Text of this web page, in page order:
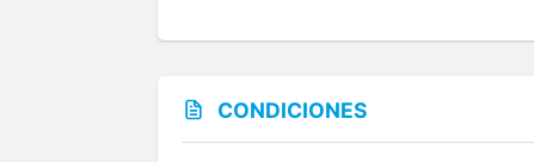
CONDICIONES